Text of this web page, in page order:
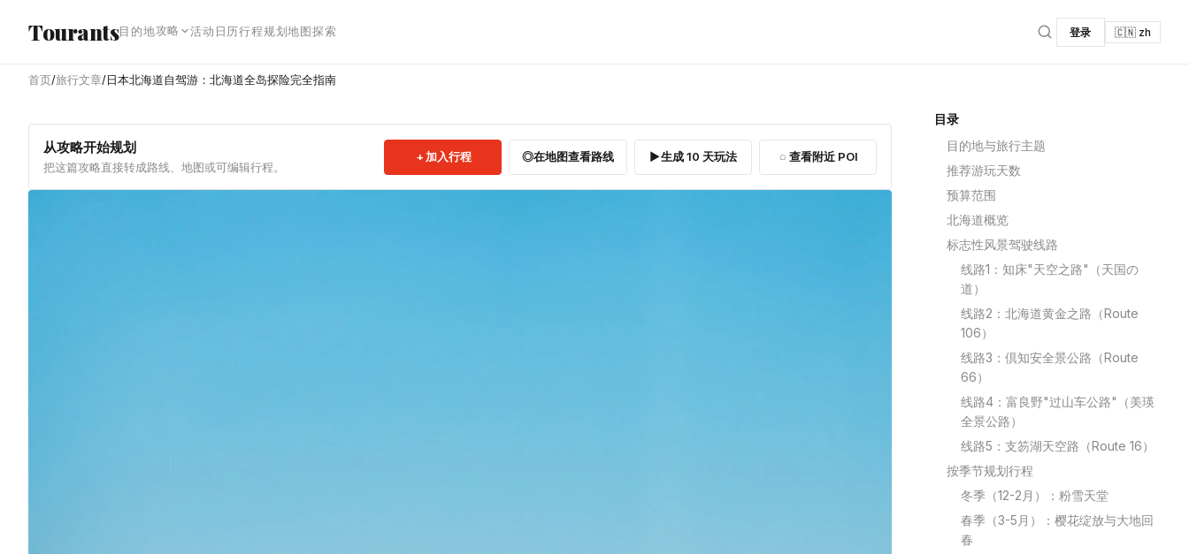
Tourants目的地攻略 活动日历行程规划地图探索 登录 🇨🇳 zh
首页/旅行文章/日本北海道自驾游：北海道全岛探险完全指南
从攻略开始规划
把这篇攻略直接转成路线、地图或可编辑行程。
加入行程 在地图查看路线 生成 10 天玩法 查看附近 POI
目录
目的地与旅行主题
推荐游玩天数
预算范围
北海道概览
标志性风景驾驶线路
线路1：知床"天空之路"（天国の
道）
线路2：北海道黄金之路（Route
106）
线路3：倶知安全景公路（Route
66）
线路4：富良野"过山车公路"（美瑛
全景公路）
线路5：支笏湖天空路（Route 16）
按季节规划行程
冬季（12-2月）：粉雪天堂
春季（3-5月）：樱花绽放与大地回
春